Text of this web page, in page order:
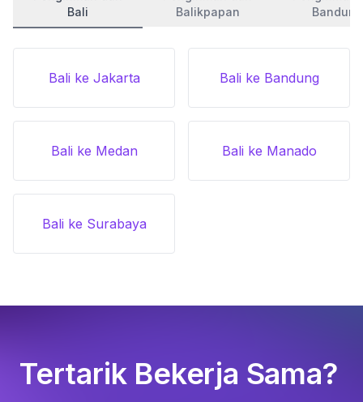
Bali
Balikpapan
Bandung
Bali ke Jakarta Bali ke Bandung
Bali ke Medan Bali ke Manado
Bali ke Surabaya
Tertarik Bekerja Sama?